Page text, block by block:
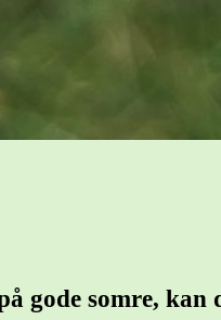
gode somre,